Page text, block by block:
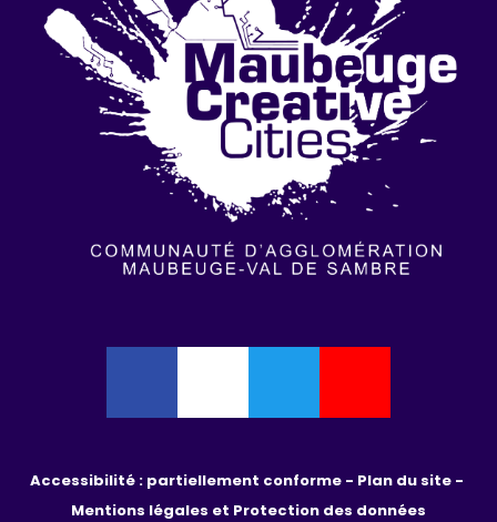
Accessibilité : partiellement conforme -
Mentions légales et Protection des données